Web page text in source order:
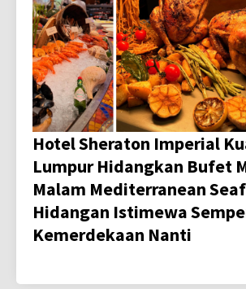
Hotel Sheraton Imperial
Lumpur Hidangkan Bufet
Malam Mediterranean
Hidangan Istimewa
Kemerdekaan Nanti